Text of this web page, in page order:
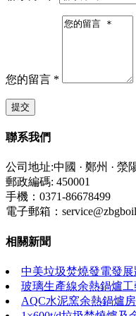
您的留言 *
聯系我們
公司地址:中國 · 鄭州 ·
郵政編碼: 450001
手機：0371-86678499
電子郵箱：
相關新聞
中美垃圾焚燒發電發
玻璃生產線余熱鍋爐
AQC水泥窯余熱鍋爐房